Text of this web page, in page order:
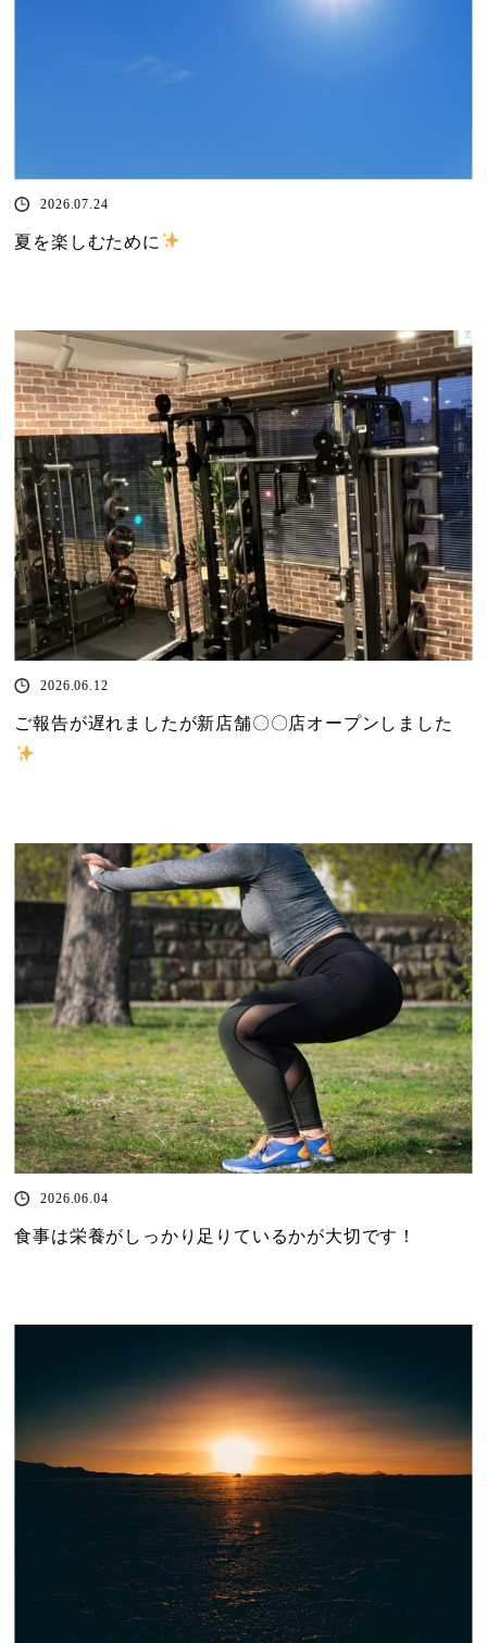
2026.07.24
夏を楽しむために
2026.06.12
ご報告が遅れましたが新店舗〇〇店オープンしました
2026.06.04
食事は栄養がしっかり足りているかが大切です！